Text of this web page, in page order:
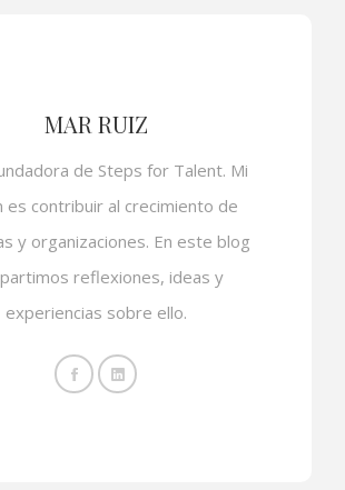
MAR RUIZ
de Steps for Talent. Mi
es contribuir al crecimiento de
y organizaciones. En este blog
reflexiones, ideas y
experiencias sobre ello.